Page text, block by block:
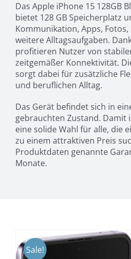
Das Apple iPhone 15 128GB
bietet 128 GB Speicherplatz
Kommunikation, Apps,
weitere Alltagsaufgaben.
profitieren Nutzer von
zeitgemäßer Konnektivität.
sorgt dabei für zusätzliche
und beruflichen Alltag.
Das Gerät befindet sich in
gebrauchten Zustand. Damit
eine solide Wahl für alle, die
zu einem attraktiven Preis
Produktdaten genannte
Monate.
Sale!